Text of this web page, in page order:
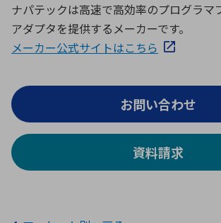
データセンタ・クラウド
ミリ波レーダー
ブログ｜ここから始まる最新
接着・接合
製品製造・加工
レーダ・衛星通信
照射
レーザー・光学部品
特定用途向け・その他
E
F G
I
J
Q
R S
V W
ナパテックは高速で高効率のプログラマ
アダプタを提供するメーカーです。
メーカー公式サイトはこちら
お問い合わせ
資料請求